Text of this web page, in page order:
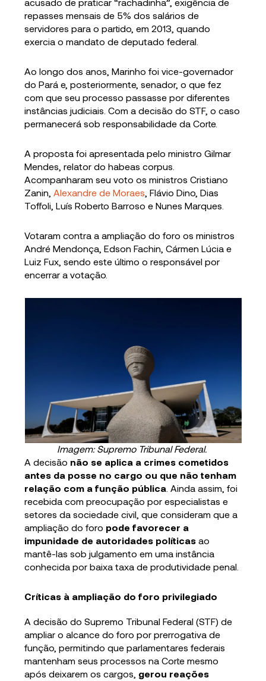
acusado de praticar “rachadinha”, exigência de
repasses mensais de 5% dos salários de
servidores para o partido, em 2013, quando
exercia o mandato de deputado federal.
Ao longo dos anos, Marinho foi vice-governador
do Pará e, posteriormente, senador, o que fez
com que seu processo passasse por diferentes
instâncias judiciais. Com a decisão do STF, o caso
permanecerá sob responsabilidade da Corte.
A proposta foi apresentada pelo ministro Gilmar
Mendes, relator do habeas corpus.
Acompanharam seu voto os ministros Cristiano
Zanin,Alexandre de Moraes , Flávio Dino, Dias
Toffoli, Luís Roberto Barroso e Nunes Marques.
Votaram contra a ampliação do foro os ministros
André Mendonça, Edson Fachin, Cármen Lúcia e
Luiz Fux, sendo este último o responsável por
encerrar a votação.
Imagem: Supremo Tribunal Federal.
A decisão não se aplica a crimes cometidos
antes da posse no cargo ou que não tenham
relação com a função pública . Ainda assim, foi
recebida com preocupação por especialistas e
setores da sociedade civil, que consideram que a
ampliação do foro pode favorecer a
impunidade de autoridades políticas ao
mantê-las sob julgamento em uma instância
conhecida por baixa taxa de produtividade penal.
Críticas à ampliação do foro privilegiado
A decisão do Supremo Tribunal Federal (STF) de
ampliar o alcance do foro por prerrogativa de
função, permitindo que parlamentares federais
mantenham seus processos na Corte mesmo
após deixarem os cargos, gerou reações